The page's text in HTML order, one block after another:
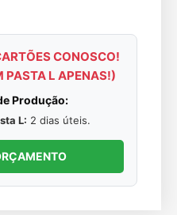
CONOSCO!
PASTA L APENAS!)
Produção:
L: 2 dias úteis.